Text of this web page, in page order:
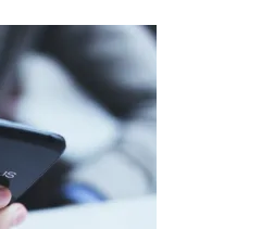
wie
is
het
telefoonnummer
+31
207